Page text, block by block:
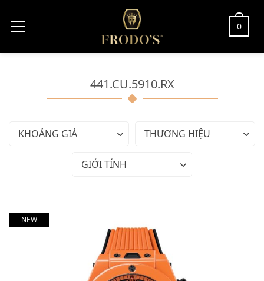
0
441.CU.5910.RX
KHOẢNG GIÁ THƯƠNG HIỆU
GIỚI TÍNH
NEW